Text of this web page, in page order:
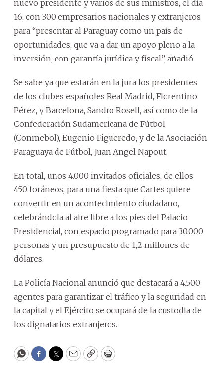
nuevo presidente y varios de sus ministros, el día
16, con 300 empresarios nacionales y extranjeros
para “presentar al Paraguay como un país de
oportunidades, que va a dar un apoyo pleno a la
inversión, con garantía jurídica y fiscal”, añadió.
Se sabe ya que estarán en la jura los presidentes
de los clubes españoles Real Madrid, Florentino
Pérez, y Barcelona, Sandro Rosell, así como de la
Confederación Sudamericana de Fútbol
(Conmebol), Eugenio Figueredo, y de la Asociación
Paraguaya de Fútbol, Juan Angel Napout.
En total, unos 4.000 invitados oficiales, de ellos
450 foráneos, para una fiesta que Cartes quiere
convertir en un acontecimiento ciudadano,
celebrándola al aire libre a los pies del Palacio
Presidencial, con espacio programado para 30.000
personas y un presupuesto de 1,2 millones de
dólares.
La Policía Nacional anunció que destacará a 4.500
agentes para garantizar el tráfico y la seguridad en
la capital y el Ejército se ocupará de la custodia de
los dignatarios extranjeros.
WhatsApp
Facebook
Twitter
EmailCopyPrint